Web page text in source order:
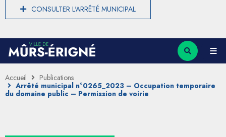
CONSULTER L'ARRÊTÉ MUNICIPAL
Accueil
Publications
Arrêté municipal n°0265_2023 – Occupation temporaire
du domaine public – Permission de voirie